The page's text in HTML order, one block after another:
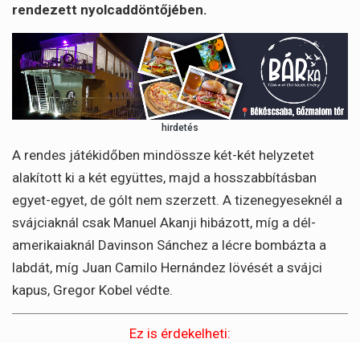
rendezett nyolcaddöntőjében.
hirdetés
A rendes játékidőben mindössze két-két helyzetet
alakított ki a két együttes, majd a hosszabbításban
egyet-egyet, de gólt nem szerzett. A tizenegyeseknél a
svájciaknál csak Manuel Akanji hibázott, míg a dél-
amerikaiaknál Davinson Sánchez a lécre bombázta a
labdát, míg Juan Camilo Hernández lövését a svájci
kapus, Gregor Kobel védte.
Ez is érdekelheti: